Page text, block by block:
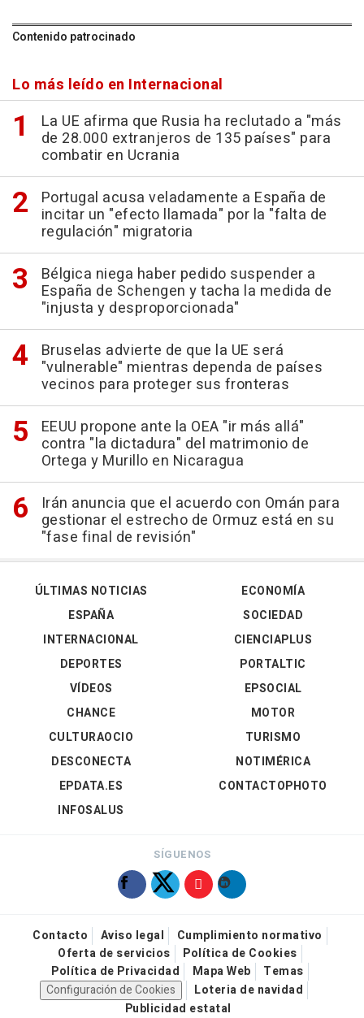
Contenido patrocinado
Lo más leído en Internacional
La UE afirma que Rusia ha reclutado a "más
de 28.000 extranjeros de 135 países" para
combatir en Ucrania
Portugal acusa veladamente a España de
incitar un "efecto llamada" por la "falta de
regulación" migratoria
Bélgica niega haber pedido suspender a
España de Schengen y tacha la medida de
"injusta y desproporcionada"
Bruselas advierte de que la UE será
"vulnerable" mientras dependa de países
vecinos para proteger sus fronteras
EEUU propone ante la OEA "ir más allá"
contra "la dictadura" del matrimonio de
Ortega y Murillo en Nicaragua
Irán anuncia que el acuerdo con Omán para
gestionar el estrecho de Ormuz está en su
"fase final de revisión"
ÚLTIMAS NOTICIAS
ESPAÑA
INTERNACIONAL
DEPORTES
VÍDEOS
ECONOMÍA
SOCIEDAD
CIENCIAPLUS
PORTALTIC
EPSOCIAL
CHANCE
CULTURAOCIO
DESCONECTA
EPDATA.ES
INFOSALUS
MOTOR
TURISMO
NOTIMÉRICA
CONTACTOPHOTO
SÍGUENOS
Contacto Aviso legal
Cumplimiento normativo
Oferta de servicios
Política de Cookies
Política de Privacidad
Mapa Web
Temas
Configuración de Cookies
Loteria de navidad
Publicidad estatal